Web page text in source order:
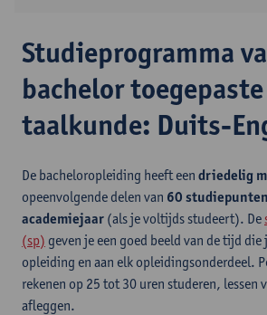
Studieprogramma
bachelor toegepaste
taalkunde: Duits-
De bacheloropleiding heeft een driedelig
opeenvolgende delen van 60
academiejaar (als je voltijds studeert). De
(sp) geven je een goed beeld van de tijd die
opleiding en aan elk opleidingsonderdeel.
rekenen op 25 tot 30 uren studeren, lessen
afleggen.